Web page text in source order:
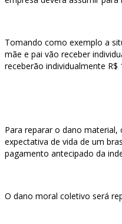
Tomando como exemplo a
mãe e pai vão receber
receberão individualmente
Para reparar o dano
expectativa de vida de um
pagamento antecipado da
O dano moral coletivo será